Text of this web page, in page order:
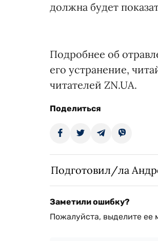
должна будет
Подробнее об
его устранение,
читателей ZN.UA.
Поделиться
Подготовил/ла
Заметили ошибку?
Пожалуйста, выделите